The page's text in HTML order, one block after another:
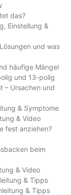
das?
Einstellung &
und was
häufige Mängel
und 13-polig
– Ursachen und
& Symptome
& Video
fest anziehen?
beim
& Video
& Tipps
& Tipps